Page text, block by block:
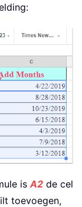
is A2 de cel
toevoegen,